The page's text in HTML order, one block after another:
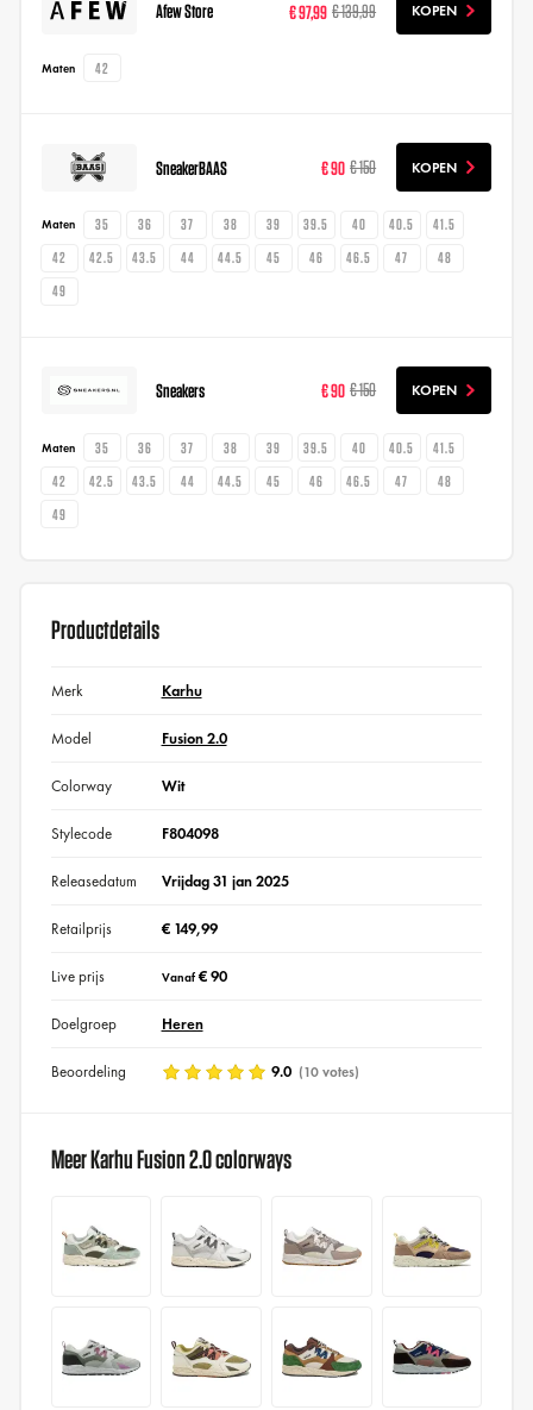
Afew Store € 97,99 € 139,99 KOPEN
Maten 42
SneakerBAAS € 90 € 150 KOPEN
Maten 35 36 37 38 39 39.5 40 40.5
41.5
42
42.5 43.5 44 44.5 45 46 46.5 47
48
49
Sneakers € 90 € 150 KOPEN
Maten 35 36 37 38 39 39.5 40 40.5
41.5
42
42.5 43.5 44 44.5 45 46 46.5 47
48
49
Productdetails
Merk Karhu
Model Fusion 2.0
Colorway Wit
Stylecode F804098
Releasedatum Vrijdag 31 jan 2025
Retailprijs € 149,99
Live prijs Vanaf€ 90
Doelgroep Heren
Beoordeling 9.0 (10 votes)
Meer Karhu Fusion 2.0 colorways